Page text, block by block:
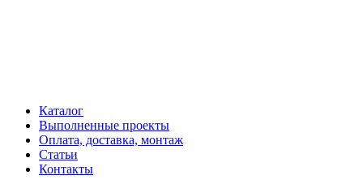
Каталог
Выполненные проекты
Оплата, доставка, монтаж
Статьи
Контакты